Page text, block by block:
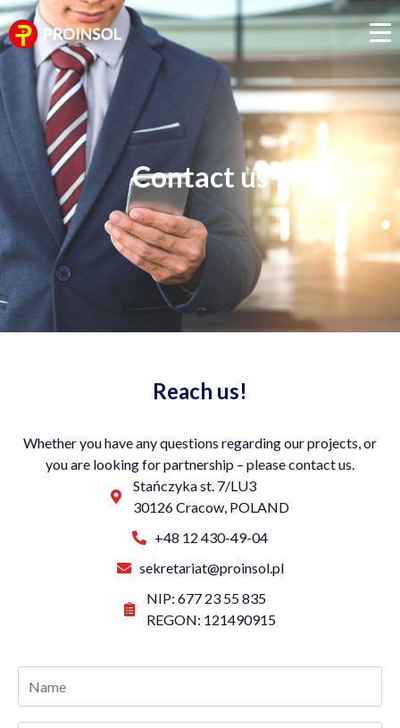
Contact us
Reach us!
Whether you have any questions regarding our projects, or
you are looking for partnership – please contact us.
Stańczyka st. 7/LU3
30126 Cracow, POLAND
+48 12 430-49-04
sekretariat@proinsol.pl
NIP: 677 23 55 835
REGON: 121490915